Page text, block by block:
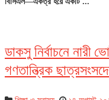
ডাকসু নির্বাচনে নারী
গণতান্ত্রিক